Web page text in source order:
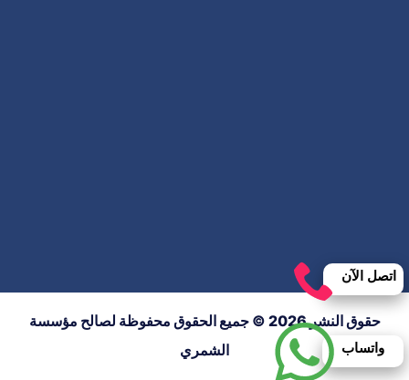
حقوق النشر 2026 © جميع الحقوق محفوظة لصالح مؤسسة
الشمري
واتساب
اتصل الآن